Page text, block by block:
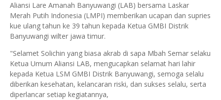
Aliansi Lare Amanah Banyuwangi (LAB) bersama Laskar
Merah Putih Indonesia (LMPI) memberikan ucapan dan supries
kue ulang tahun ke 39 tahun kepada Ketua GMBI Distrik
Banyuwangi wilter jawa timur.
"Selamet Solichin yang biasa akrab di sapa Mbah Semar selaku
Ketua Umum Aliansi LAB, mengucapkan selamat hari lahir
kepada Ketua LSM GMBI Distrik Banyuwangi, semoga selalu
diberikan kesehatan, kelancaran riski, dan sukses selalu, serta
diperlancar setiap kegiatannya,